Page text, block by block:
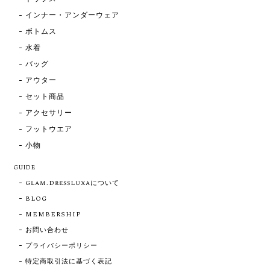
インナー・アンダーウェア
ボトムス
水着
バッグ
アウター
セット商品
アクセサリー
フットウエア
小物
GUIDE
Glam.DressLuxaについて
BLOG
MEMBERSHIP
お問い合わせ
プライバシーポリシー
特定商取引法に基づく表記